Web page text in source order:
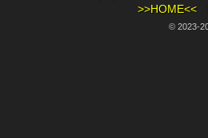
>>HOME<<
© 2023-